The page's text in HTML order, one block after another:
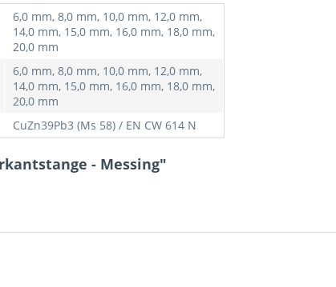
6,0 mm, 8,0 mm, 10,0 mm, 12,0 mm,
14,0 mm, 15,0 mm, 16,0 mm, 18,0 mm,
20,0 mm
6,0 mm, 8,0 mm, 10,0 mm, 12,0 mm,
14,0 mm, 15,0 mm, 16,0 mm, 18,0 mm,
20,0 mm
CuZn39Pb3 (Ms 58) / EN CW 614 N
- Messing"